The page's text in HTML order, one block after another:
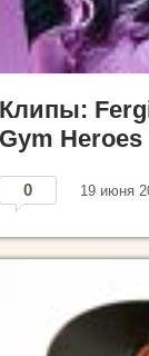
Клипы:
Gym Heroes
0 19 июня